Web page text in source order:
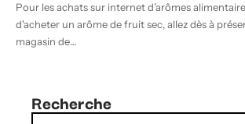
Pour les achats sur internet d’arômes
d'acheter un arôme de fruit sec, allez dès à
magasin de…
Recherche